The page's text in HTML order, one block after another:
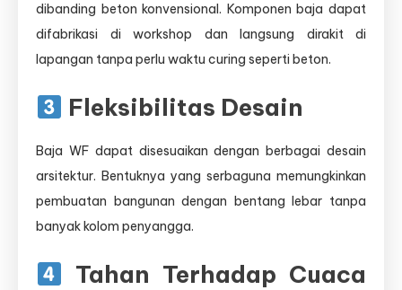
dibanding beton konvensional. Komponen baja dapat
difabrikasi di workshop dan langsung dirakit di
lapangan tanpa perlu waktu curing seperti beton.
Fleksibilitas Desain
Baja WF dapat disesuaikan dengan berbagai desain
arsitektur. Bentuknya yang serbaguna memungkinkan
pembuatan bangunan dengan bentang lebar tanpa
banyak kolom penyangga.
Tahan Terhadap Cuaca